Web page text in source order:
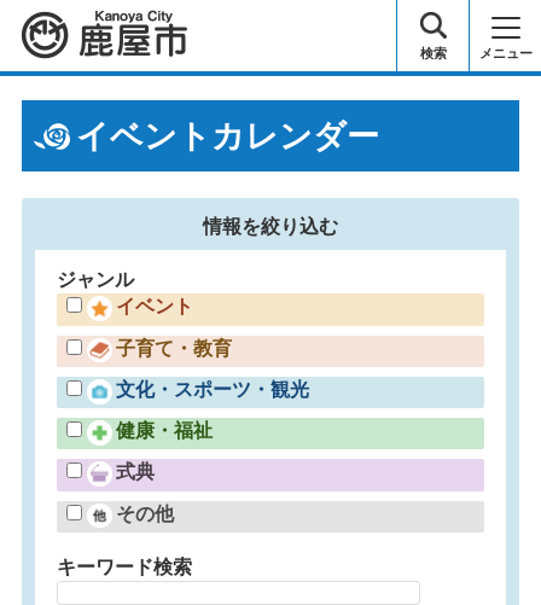
鹿屋市 検索 メニュー
イベントカレンダー
情報を絞り込む
ジャンル
イベント
子育て・教育
文化・スポーツ・観光
健康・福祉
式典
その他
キーワード検索